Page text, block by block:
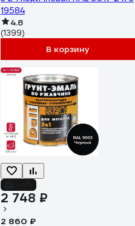
19584
4.8
(1399)
В корзину
2 748 ₽
2 860 ₽